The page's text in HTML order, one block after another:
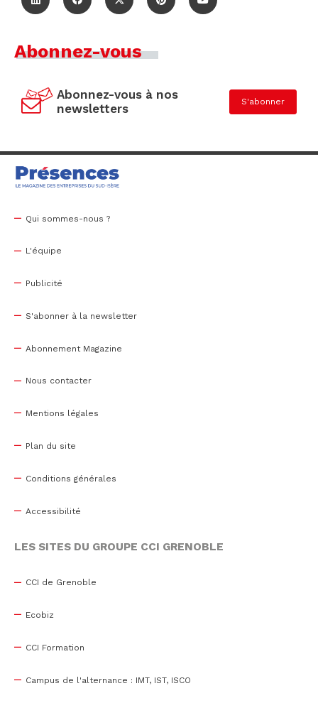
Abonnez-vous
Abonnez-vous à nos
newsletters
S'abonner
Qui sommes-nous ?
L'équipe
Publicité
S'abonner à la newsletter
Abonnement Magazine
Nous contacter
Mentions légales
Plan du site
Conditions générales
Accessibilité
LES SITES DU GROUPE CCI GRENOBLE
CCI de Grenoble
Ecobiz
CCI Formation
Campus de l'alternance : IMT, IST, ISCO